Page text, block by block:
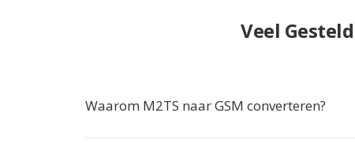
Veel
Waarom M2TS naar GSM converteren?